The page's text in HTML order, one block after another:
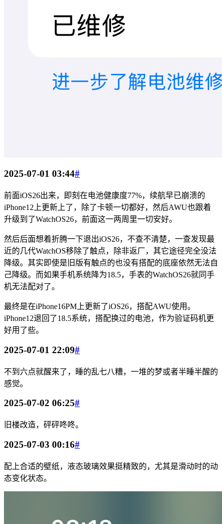
2025-07-01 03:44#
前面iOS26出来，即刻在电池健康度77%，续航早已崩溃的
iPhone12上更新上了，除了卡顿一切都好，然后AWU也跟着
升级到了WatchOS26，前面这一两周里一切安好。
然后后面想着折腾一下退出iOS26，不查不清楚，一查发现最
近的几代WatchOS移除了触点，除非返厂，其它途径完全没法
降级。其实即使是旧版有触点的也没有搭配的底座依然无法自
己降级。而如果手机系统降为18.5，手表的WatchOS26就同手
机无法配对了。
最终是在iPhone16PM上更新了iOS26，搭配AWU使用。
iPhone12退回了18.5系统，搭配换过的电池，作为验证码机更
好用了些。
2025-07-01 22:09#
不到六点就醒来了，睡的乱七八糟，一堆的梦或者半睡半醒的
感觉。
2025-07-02 06:25#
旧楼改造，砰砰咚咚。
2025-07-03 00:16#
配上合适的壁纸，液态玻璃效果挺精致的，尤其是滑动时的动
态变化状态。